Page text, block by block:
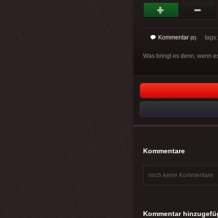
Kommentar (0)
Was bringt es denn, wenn
Kommentare
noch keine Kommentare
Kommentar